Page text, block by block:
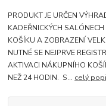
PRODUKT JE URČEN
KADEŘNICKÝCH
KOŠÍKU A ZOBRAZENÍ
NUTNÉ SE NEJPRVE
AKTIVACI NÁKUPNÍHO
NEŽ 24 HODIN. S... celý